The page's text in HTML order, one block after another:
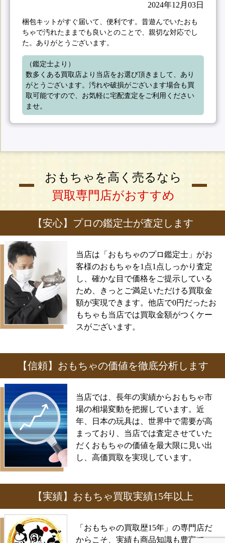
2024年12月03日
梱包キットがすぐ届いて、便利です。昔遊んでいたおも
ちゃで汚れたままでも良いとのことで、親切な対応でし
た。ありがとうございます。
（鑑定士より）
数多くある買取店より当店をお選び頂きまして、あり
がとうございます。汚れや破損がございます場合も買
取可能ですので、お気軽に宅配査定をご利用ください
ませ。
おもちゃを高く売るなら
買取専門店がおすすめ
【安心】プロの鑑定士が査定します
当店は「おもちゃのプロ鑑定士」がお
客様のおもちゃを1点1点しっかり査定
し、確かな目で価格をご提示している
ため、きっとご満足いただける買取金
額が実現できます。他店で0円だったお
もちゃも当店では買取金額がつくケー
スがございます。
【信頼】おもちゃの価値を徹底分析します
当店では、長年の実績からおもちゃ市
場の相場変動を把握しています。近
年、日本の玩具は、世界中で需要が高
まっており、当店では査定させていた
だくおもちゃの価値を最大限に見い出
し、高価買取を実現しています。
【実績】おもちゃ買取実績15年以上
「おもちゃの買取歴15年」の専門店だ
からこそ、実績も商品知識も豊富で